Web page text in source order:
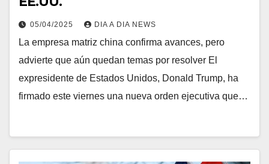
05/04/2025 DIA A DIA NEWS
La empresa matriz china confirma avances, pero
advierte que aún quedan temas por resolver El
expresidente de Estados Unidos, Donald Trump, ha
firmado este viernes una nueva orden ejecutiva que…